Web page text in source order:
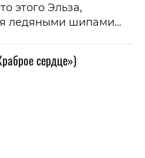
этого Эльза,
ледяными шипами…
сердце»)